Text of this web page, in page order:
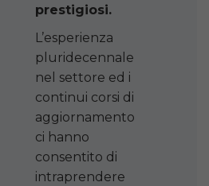
prestigiosi.
L’esperienza
pluridecennale
nel settore ed i
continui corsi di
aggiornamento
ci hanno
consentito di
intraprendere